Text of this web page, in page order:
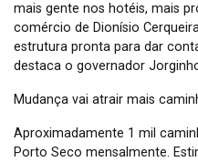
mais gente nos hotéis, mais
comércio de Dionísio
estrutura pronta para dar
destaca o governador
Mudança vai atrair mais
Aproximadamente 1 mil
Porto Seco mensalmente.